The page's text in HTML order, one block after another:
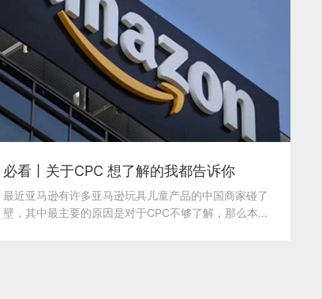
必看丨关于CPC 想了解的我都告诉你
最近亚马逊有许多亚马逊玩具儿童产品的中国商家碰了
壁，其中最主要的原因是对于CPC不够了解，那么本次